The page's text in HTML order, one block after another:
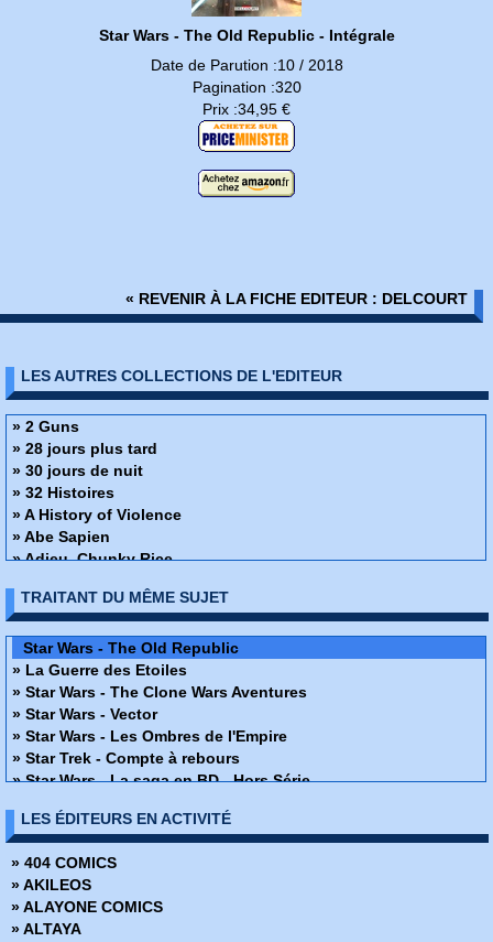
Star Wars - The Old Republic - Intégrale
Date de Parution :10 / 2018
Pagination :320
Prix :34,95 €
« REVENIR À LA FICHE EDITEUR : DELCOURT
LES AUTRES COLLECTIONS DE L'EDITEUR
» 2 Guns
» 28 jours plus tard
» 30 jours de nuit
» 32 Histoires
» A History of Violence
» Abe Sapien
» Adieu, Chunky Rice
» Alex + Ada
» Ange ou Démon
» Apprendre à dessiner des super-héros
» Arrowsmith
» Assistante & Exécutrice
» Astronauts in trouble
» Athena
» Attoneen
» Au cœur de la tempête
» Avatar - Aux frontières de pandora
» Avatar - Le champ céleste
» Avatar - Le destin de Tsu Tey
» Avatar - S'adapter ou mourir
» Bad Ass
» Bad Blood
TRAITANT DU MÊME SUJET
Star Wars - The Old Republic
» La Guerre des Etoiles
» Star Wars - The Clone Wars Aventures
» Star Wars - Vector
» Star Wars - Les Ombres de l'Empire
» Star Trek - Compte à rebours
» Star Wars - La saga en BD - Hors Série
» Star Wars - Episode I
» Star Wars - L'Ordre Jedi
» Star Wars - Dark times
» Star Wars - Chevalier errant
» Star Wars - Agent de l'empire
» Star Wars - The Clone Wars
LES ÉDITEURS EN ACTIVITÉ
» 404 COMICS
» AKILEOS
» ALAYONE COMICS
» ALTAYA